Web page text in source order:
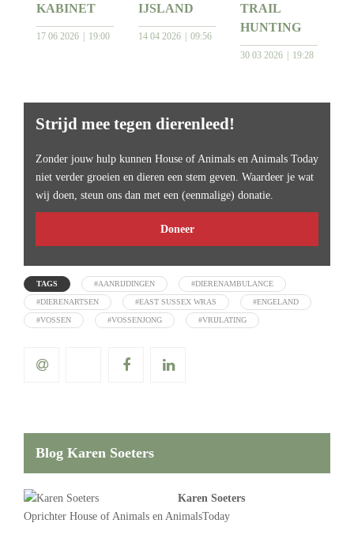
KABINET
17 06 2026 19:00
IJSLAND
14 04 2026 09:56
TRAIL
HUNTING
30 03 2026 19:28
Strijd mee tegen dierenleed!
Zonder jouw hulp kunnen House of Animals en Animals Today
niet verder groeien en dieren een stem geven. Waardeer je wat
wij doen, steun ons dan met een (eenmalige) donatie.
Doneer
TAGS #AANRIJDINGEN #DIERENAMBULANCE
#DIERENARTSEN #EAST SUSSEX WRAS #ENGELAND
#VOSSEN #VOSSENJONG #VRIJLATING
Blog Karen Soeters
Karen Soeters
Oprichter House of Animals en AnimalsToday